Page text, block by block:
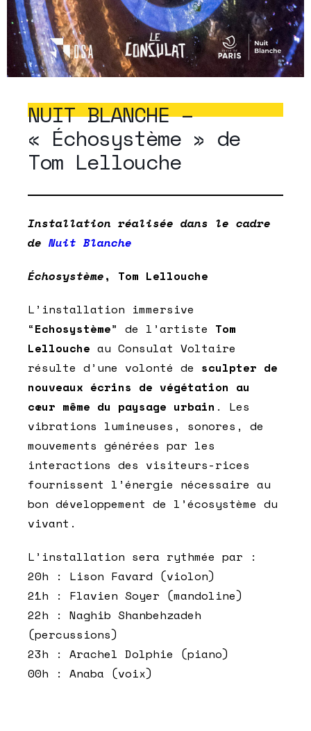
NUIT BLANCHE –
« Échosystème » de
Tom Lellouche
Installation réalisée dans le cadre
de Nuit Blanche
Échosystème, Tom Lellouche
L’installation immersive
“Echosystème” de l’artiste Tom
Lellouche au Consulat Voltaire
résulte d’une volonté de sculpter de
nouveaux écrins de végétation au
cœur même du paysage urbain . Les
vibrations lumineuses, sonores, de
mouvements générées par les
interactions des visiteurs-rices
fournissent l’énergie nécessaire au
bon développement de l’écosystème du
vivant.
L’installation sera rythmée par :
20h : Lison Favard (violon)
21h : Flavien Soyer (mandoline)
22h : Naghib Shanbehzadeh
(percussions)
23h : Arachel Dolphie (piano)
00h : Anaba (voix)